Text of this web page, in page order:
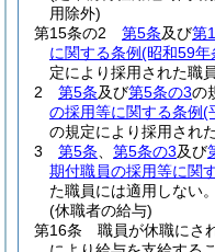
用除外)
第15条の2
第5条及び第
に関する条例(昭和59年
定により採用された職
2
第5条及び第5条の3の
の採用等に関する条例(
の規定により採用され
3
第5条 第5条の3及び
期付職員の採用等に関
た職員には適用しない。
(休職者の給与)
第16条
職員が休職にさ